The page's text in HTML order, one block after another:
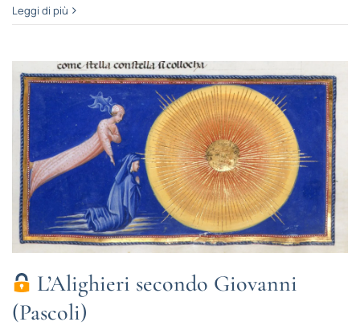
Leggi di più
L’Alighieri secondo Giovanni
(Pascoli)